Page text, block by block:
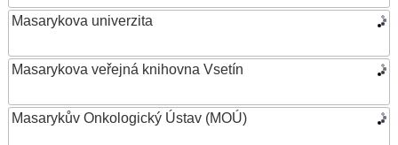
Masarykova univerzita
Masarykova veřejná knihovna Vsetín
Masarykův Onkologický Ústav (MOÚ)